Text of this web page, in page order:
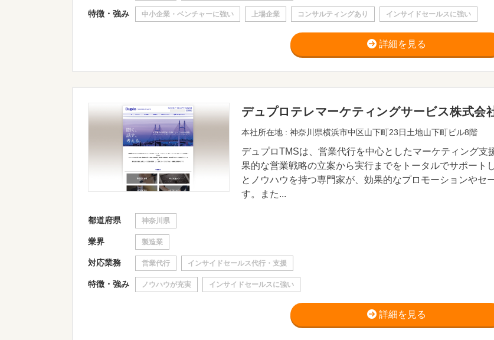
特徴・強み 中小企業・ベンチャーに強い 上場企業 コンサルティングあり インサイドセールスに強い
詳細を見る
デュプロテレマーケティングサービス株式会
本社所在地 : 神奈川県横浜市中区山下町23日土地山下町ビル8階
デュプロTMSは、営業代行を中心としたマーケティング
果的な営業戦略の立案から実行までをトータルでサポート
とノウハウを持つ専門家が、効果的なプロモーションやセ
す。また...
都道府県 神奈川県
業界 製造業
対応業務 営業代行 インサイドセールス代行・支援
特徴・強み ノウハウが充実 インサイドセールスに強い
詳細を見る